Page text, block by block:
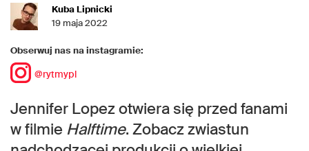
Kuba Lipnicki
19 maja 2022
Obserwuj nas na instagramie:
@rytmypl
Jennifer Lopez otwiera się przed fanami
w filmie Halftime. Zobacz zwiastun